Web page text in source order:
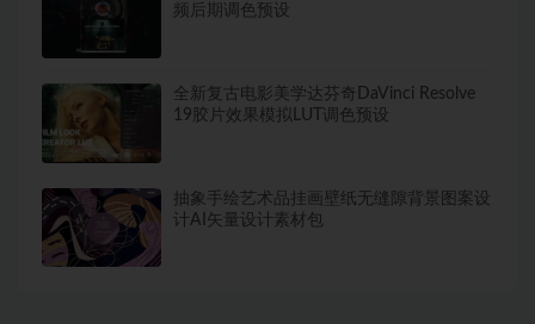
频后期调色预设
全新复古电影美学达芬奇DaVinci Resolve
19胶片效果模拟LUT调色预设
抽象手绘艺术品挂画壁纸无缝隙背景图案设
计AI矢量设计素材包